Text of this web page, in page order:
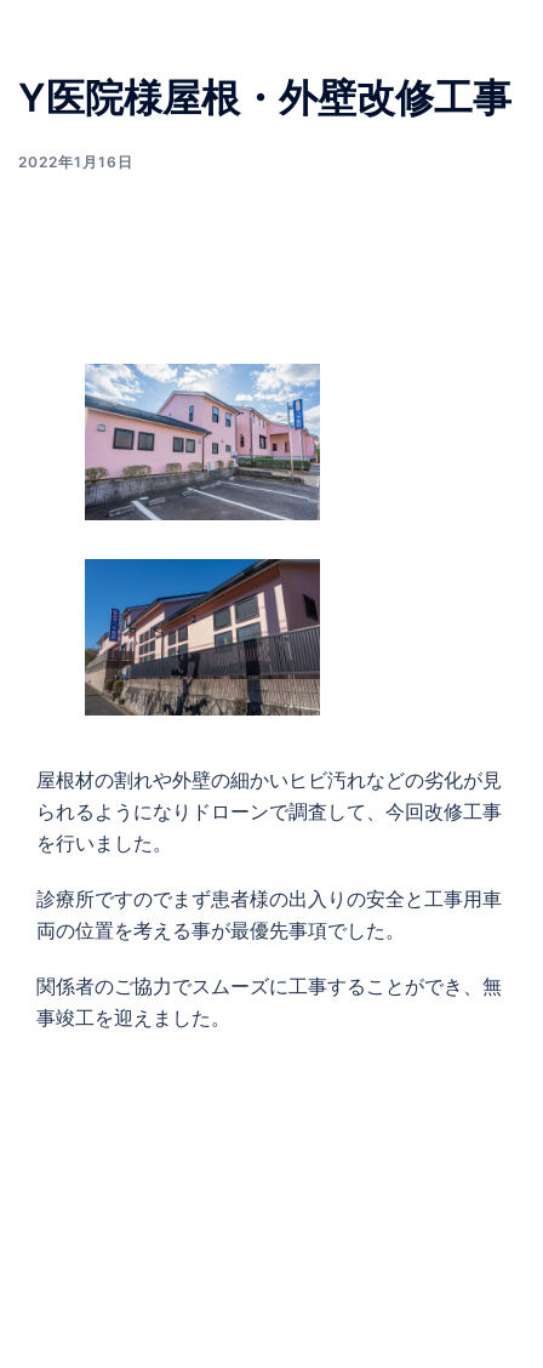
Y医院様屋根・外壁改修工事
2022年1月16日
屋根材の割れや外壁の細かいヒビ汚れなどの劣化が見
られるようになりドローンで調査して、今回改修工事
を行いました。
診療所ですのでまず患者様の出入りの安全と工事用車
両の位置を考える事が最優先事項でした。
関係者のご協力でスムーズに工事することができ、無
事竣工を迎えました。